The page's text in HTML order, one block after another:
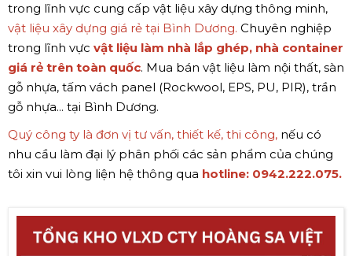
trong lĩnh vực cung cấp vật liệu xây dựng thông minh,
vật liệu xây dựng giá rẻ tại Bình Dương. Chuyên nghiệp
trong lĩnh vực vật liệu làm nhà lắp ghép, nhà container
giá rẻ trên toàn quốc. Mua bán vật liệu làm nội thất, sàn
gỗ nhựa, tấm vách panel (Rockwool, EPS, PU, PIR), trần
gỗ nhựa... tại Bình Dương.
Quý công ty là đơn vị tư vấn, thiết kế, thi công, nếu có
nhu cầu làm đại lý phân phối các sản phẩm của chúng
tôi xin vui lòng liện hệ thông qua hotline: 0942.222.075.